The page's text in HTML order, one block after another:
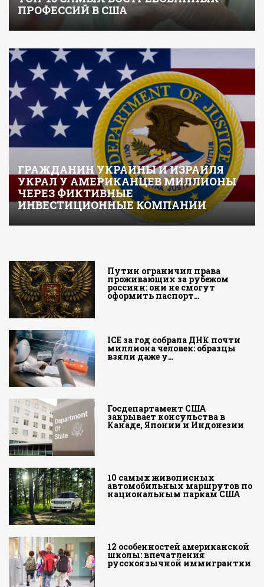
ПРОФЕССИЙ В США
ГРАЖДАНИН УКРАИНЫ И ИЗРАИЛЯ
УКРАЛ У АМЕРИКАНЦЕВ МИЛЛИОНЫ
ЧЕРЕЗ ФИКТИВНЫЕ
ИНВЕСТИЦИОННЫЕ КОМПАНИИ
Путин ограничил права
проживающих за рубежом
россиян: они не смогут
оформить паспорт…
ICE за год собрала ДНК почти
миллиона человек: образцы
взяли даже у…
Госдепартамент США
закрывает консульства в
Канаде, Японии и Индонезии
10 самых живописных
автомобильных маршрутов по
национальным паркам США
12 особенностей американской
школы: впечатления
русскоязычной иммигрантки